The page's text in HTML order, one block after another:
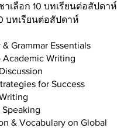
าเลือก 10 บทเรียนต่อสัปดาห์
บทเรียนต่อสัปดาห์
Grammar Essentials
Academic Writing
for Success
& Vocabulary on Global